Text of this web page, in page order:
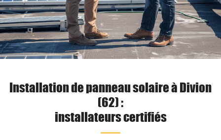
Installation de panneau solaire à Divion
(62) :
installateurs certifiés